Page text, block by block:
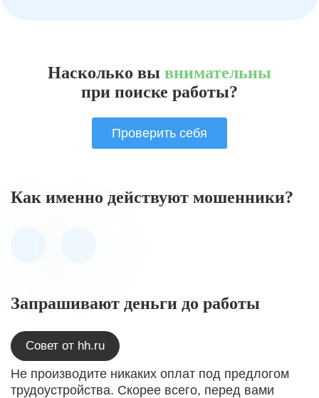
Насколько вы внимательны
при поиске работы?
Проверить себя
Как именно действуют мошенники?
Запрашивают деньги до работы
Совет от hh.ru
Не производите никаких оплат под предлогом
трудоустройства. Скорее всего, перед вами